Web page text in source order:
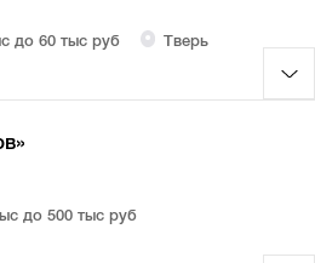
до 60 тыс руб Тверь
до 500 тыс руб